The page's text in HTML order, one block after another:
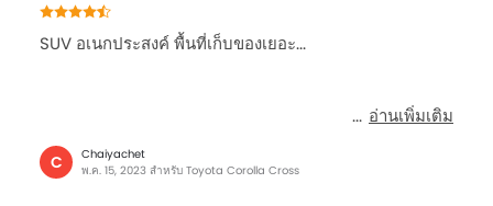
SUV อเนกประสงค์ พื้นที่เก็บของเยอะ...
อ่านเพิ่มเติม
C
Chaiyachet
พ.ค. 15, 2023 สำหรับ Toyota Corolla Cross